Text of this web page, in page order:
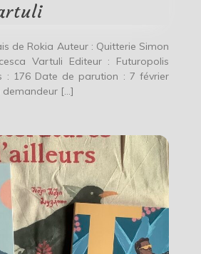
de Rokia Auteur : Quitterie Simon
Vartuli Editeur : Futuropolis
: 176 Date de parution : 7 février
[…]